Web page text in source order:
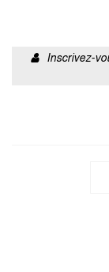
Inscrivez-